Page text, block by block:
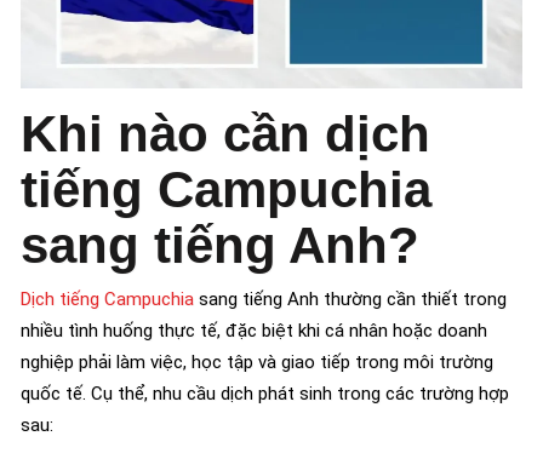
Khi nào cần dịch
tiếng Campuchia
sang tiếng Anh?
Dịch tiếng Campuchia sang tiếng Anh thường cần thiết trong
nhiều tình huống thực tế, đặc biệt khi cá nhân hoặc doanh
nghiệp phải làm việc, học tập và giao tiếp trong môi trường
quốc tế. Cụ thể, nhu cầu dịch phát sinh trong các trường hợp
sau: